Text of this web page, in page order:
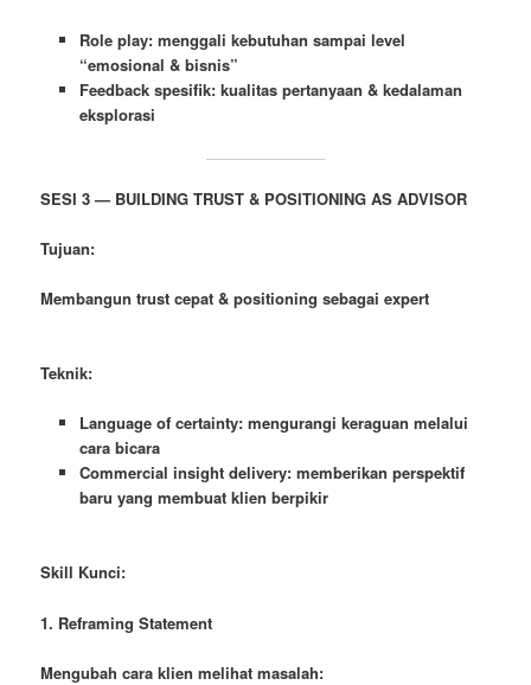
Role play: menggali kebutuhan sampai level
“emosional & bisnis”
Feedback spesifik: kualitas pertanyaan & kedalaman
eksplorasi
SESI 3 — BUILDING TRUST & POSITIONING AS ADVISOR
Tujuan:
Membangun trust cepat & positioning sebagai expert
Teknik:
Language of certainty: mengurangi keraguan melalui
cara bicara
Commercial insight delivery: memberikan perspektif
baru yang membuat klien berpikir
Skill Kunci:
1. Reframing Statement
Mengubah cara klien melihat masalah: